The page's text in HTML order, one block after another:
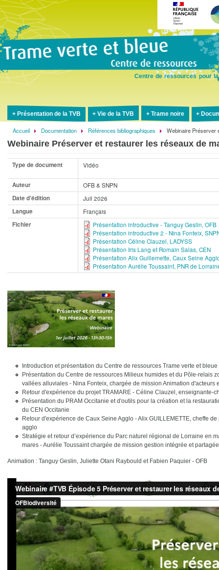
Centre de ressources pour
Présentation de la TVB Vie de la TVB Trame noire
Fil
d'Ariane
Accueil Documentation Références bibliographiques Webinaire Préserver
Webinaire Préserver et restaurer les réseaux de
Type de document Vidéo
Auteur
OFB & SNPN
Date d'édition
Juil 2026
Langue
Français
Fichier
Présentation introductive - Tanguy Geslin, OFB
Présentation introductive 2 - Nina Fonteix,
Présentation Céline Clauzel, LADYSS
Présentation Iris Lang et Romain Salas, CEN
Présentation Alix Guillemette, Caux Seine
Présentation Aurélie Toussaint, PNR de
Introduction et présentation du Centre de ressources Trame verte et
Présentation du Centre de ressources Milieux humides et du Pôle-relais
vallées alluviales - Nina Fonteix, chargée de mission Animation d'acteurs
Retour d'expérience du projet TRAMARE - Céline Clauzel, enseignante-
Présentation du PRAM Occitanie et d'outils pour la création et la
du CEN Occitanie
Retour d'expérience de Caux Seine Agglo - Alix GUILLEMETTE, cheffe
agglo
Stratégie et retour d’expérience du Parc naturel régional de Lorraine en
mares - Aurélie Toussaint chargée de mission gestion intégrée et
Animation : Tanguy Geslin, Juliette Otani Raybould et Fabien Paquier - OFB